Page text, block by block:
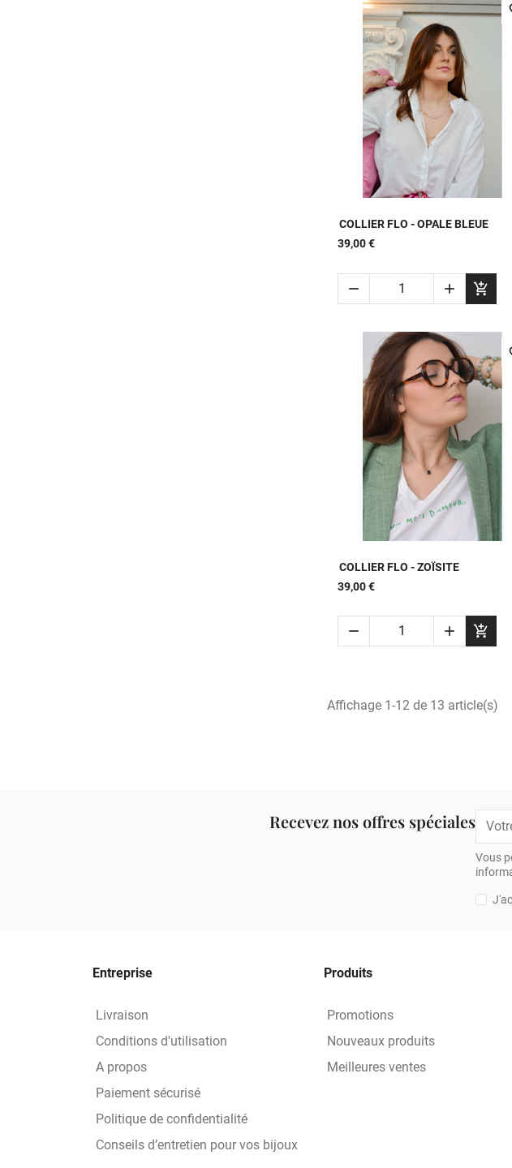
APERÇU RAPIDE
COLLIER FLO - OPALE BLEUE
39,00 €
  
APERÇU RAPIDE
COLLIER FLO - ZOÏSITE
39,00 €
  
Affichage 1-12 de 13 article(s)
Recevez nos offres spéciales
Vous
Entreprise
Livraison
Conditions d'utilisation
A propos
Paiement sécurisé
Politique de confidentialité
Conseils d’entretien pour vos bijoux
Produits
Promotions
Nouveaux produits
Meilleures ventes